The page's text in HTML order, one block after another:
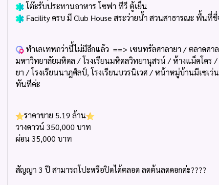
โต๊ะรับประทานอาหาร โซฟา ทีวี ตู้เย็น
Facility ครบ มี Club House สระว่ายน้ำ สวนสาธารณะ พื้นที่
ทำเลเทพกว่านี้ไม่มีอีกแล้ว ==> เซนทรัลศาลายา / ตลาดศ
มหาวิทยาลัยมหิดล / โรงเรียนมหิดลวิทยานุสรน์ / ห้างแม็คโคร /
ยา / โรงเรียนนาฎศิลป์, โรงเรียนบวรนิเวศ / หน้าหมู่บ้านมีเซเว่
ทันทีค่ะ
ราคาขาย 5.19 ล้าน
วางดาวน์ 350,000 บาท
ผ่อน 35,000 บาท
สัญญา 3ปี สามารถโปะหรือปิดได้ตลอด ลดต้นลดดอกค่ะ????